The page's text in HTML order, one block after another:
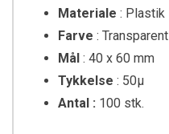
Materiale : Plastik
Farve : Transparent
Mål : 40 x 60 mm
Tykkelse : 50µ
Antal : 100 stk.